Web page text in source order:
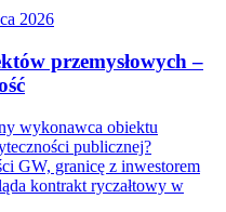
2026
przemysłowych –
wykonawca obiektu
publicznej?
GW, granicę z inwestorem
kontrakt ryczałtowy w